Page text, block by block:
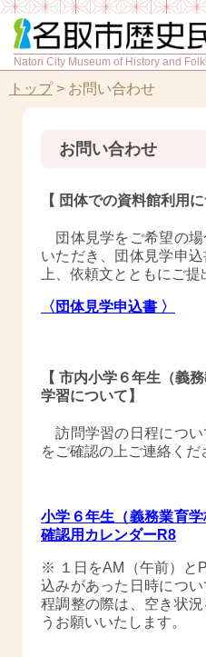
Natori City Museum of History and
トップ> お問い合わせ
お問い合わせ
【 団体での資料館利用に
団体見学をご希望の場
いただき、団体見学申
上、依頼文とともにご提
〈団体見学申込書 〉
【 市内小学６年生（義
学習について】
訪問学習の日程につい
をご確認の上ご連絡くだ
小学６年生（義務業育
確認用カレンダーR8
※ １日をAM（午前）と
込みがあった日時につ
程調整の際は、空き状
うお願いいたします。